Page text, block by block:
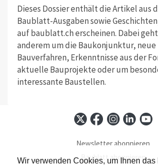
Wir verwenden Cookies, um Ihnen das
Dieses Dossier enthält die Artikel aus
Baublatt-Ausgaben sowie
auf baublatt.ch erscheinen. Dabei
anderem um die Baukonjunktur, neue
Bauverfahren, Erkenntnisse aus der
aktuelle Bauprojekte oder um
interessante Baustellen.
Newsletter abonnieren
Baublatt abonnieren